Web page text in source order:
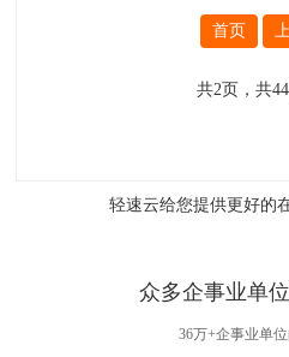
首页
共2页，共44
轻速云给您提供更好的
众多企事业单
36万+企事业单